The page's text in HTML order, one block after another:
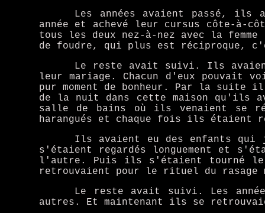
Les années avaient passé, ils
année et achevé leur cursus côte-à-
tous les deux nez-à-nez avec la
de foudre, qui plus est réciproque,
Le reste avait suivi. Ils
leur mariage. Chacun d'eux
pur moment de bonheur. Par la
de la nuit dans cette maison qu'ils
salle de bains où ils venaient se
harangués et chaque fois ils étaient
Ils avaient eu des enfants qui
s'étaient regardés longuement et
l'autre. Puis ils s'étaient tourné le
retrouvaient pour le rituel du
Le reste avait suivi. Les
autres. Et maintenant ils se